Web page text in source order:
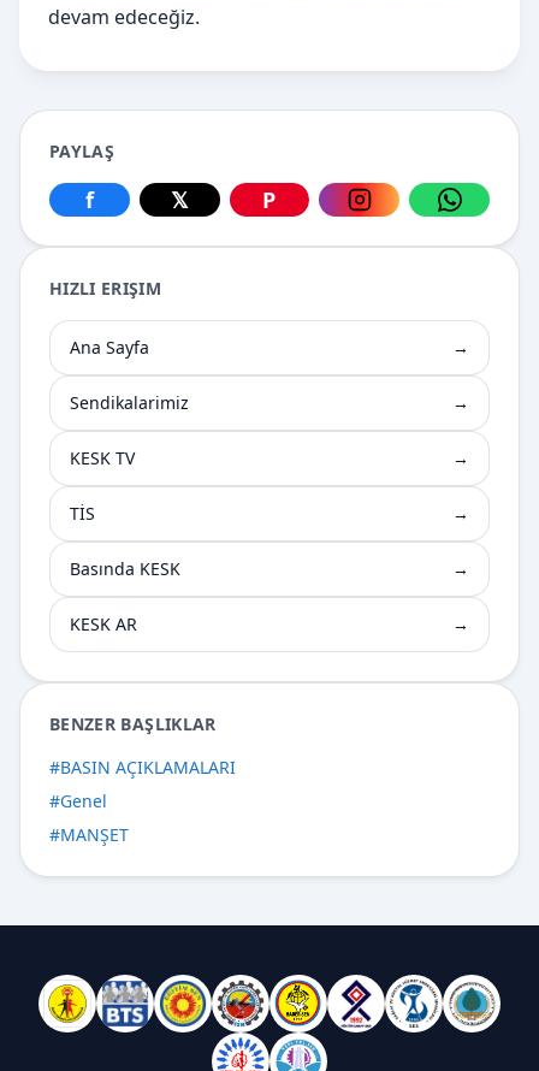
devam edeceğiz.
PAYLAŞ
Facebook üzerinden paylaş
f
X üzerinden paylaş
𝕏
Pinterest üzerinden paylaş
P
Instagram
HIZLI ERIŞIM
Ana Sayfa →
Sendikalarimiz →
KESK TV →
TİS →
Basında KESK →
KESK AR →
BENZER BAŞLIKLAR
#BASIN AÇIKLAMALARI
#Genel
#MANŞET